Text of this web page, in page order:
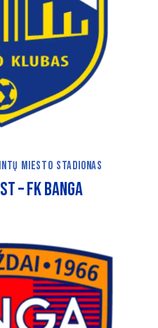
MIESTO STADIONAS
– FK BANGA